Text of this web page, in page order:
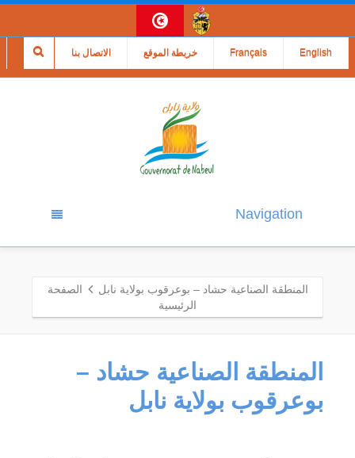
الاتصال بنا خريطة الموقع Français English
Navigation
المنطقة الصناعية حشاد – بوعرقوب بولاية نابل
الصفحة
الرئيسية
المنطقة الصناعية حشاد –
بوعرقوب بولاية نابل